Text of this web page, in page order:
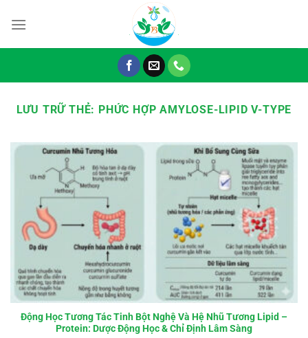
đến
LƯU TRỮ THẺ: PHỨC HỢP AMYLOSE-LIPID V-TYPE
Động Học Tương Tác Tinh Bột Nghệ Và Hệ Nhũ Tương Lipid –
Protein: Dược Động Học & Chỉ Định Lâm Sàng